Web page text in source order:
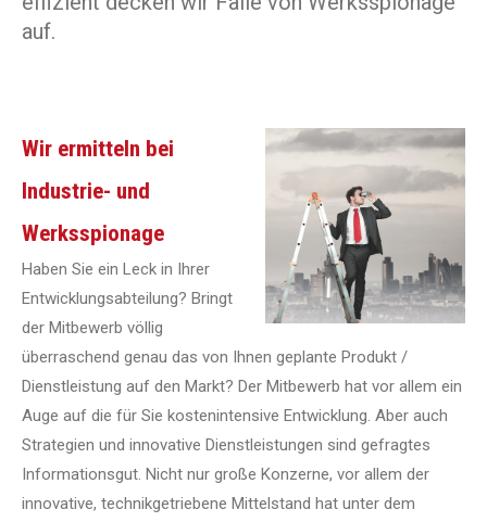
auf.
Wir ermitteln bei
Industrie- und
Werksspionage
Haben Sie ein Leck in Ihrer
Entwicklungsabteilung? Bringt
der Mitbewerb völlig
überraschend genau das von Ihnen geplante Produkt /
Dienstleistung auf den Markt? Der Mitbewerb hat vor allem ein
Auge auf die für Sie kostenintensive Entwicklung. Aber auch
Strategien und innovative Dienstleistungen sind gefragtes
Informationsgut. Nicht nur große Konzerne, vor allem der
innovative, technikgetriebene Mittelstand hat unter dem